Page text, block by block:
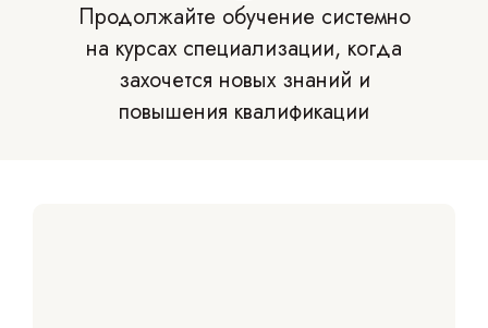
Продолжайте обучение системно
на курсах специализации, когда
захочется новых знаний и
повышения квалификации